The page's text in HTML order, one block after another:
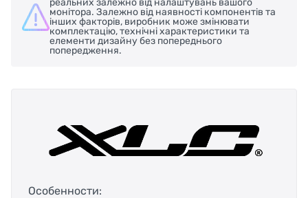
монітора. Залежно від наявності компонентів та
інших факторів, виробник може змінювати
комплектацію, технічні характеристики та
елементи дизайну без попереднього
попередження.
Особенности: